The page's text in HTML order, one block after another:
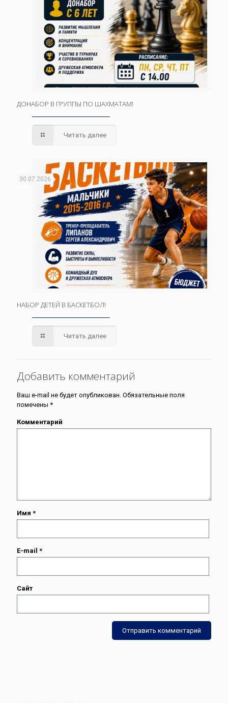
ДОНАБОР В ГРУППЫ ПО ШАХМАТАМ!
Читать далее
30.07.2026
НАБОР ДЕТЕЙ В БАСКЕТБОЛ!
Читать далее
Добавить комментарий
Ваш e-mail не будет опубликован. Обязательные поля
помечены *
Комментарий
Имя *
E-mail *
Сайт